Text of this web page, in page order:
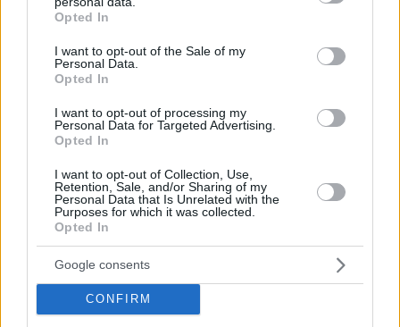
grant or deny consent to Google and its third-party tags to
use your data for below specified purposes in below Google
consent section.
Opted In
I want to opt-out of the Sale of my
Personal Data.
Opted In
I want to opt-out of processing my
Personal Data for Targeted Advertising.
Opted In
I want to opt-out of Collection, Use,
Retention, Sale, and/or Sharing of my
Personal Data that Is Unrelated with the
Purposes for which it was collected.
Opted In
Google consents
CONFIRM